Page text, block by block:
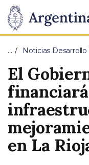
Presidencia
de
la
Nación
Pasar al contenido
… Noticias
El
en La